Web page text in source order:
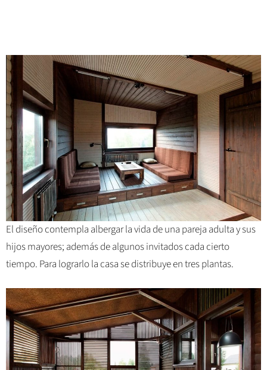
El diseño contempla albergar la vida de una pareja adulta y sus
hijos mayores; además de algunos invitados cada cierto
tiempo. Para lograrlo la casa se distribuye en tres plantas.